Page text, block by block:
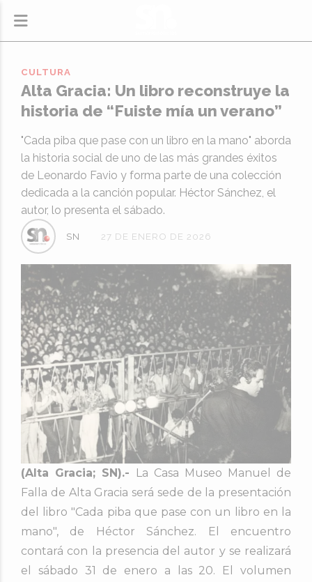
Alta Gracia: Un libro reconstruye la
historia de “Fuiste mía un verano”
"Cada piba que pase con un libro en la mano" aborda
la historia social de uno de las más grandes éxitos
de Leonardo Favio y forma parte de una colección
dedicada a la canción popular. Héctor Sánchez, el
autor, lo presenta el sábado.
CULTURA
27 DE ENERO DE 2026
SN
(Alta Gracia; SN).-
La Casa Museo Manuel de
Falla de Alta Gracia será sede de la presentación
del libro "Cada piba que pase con un libro en la
mano", de Héctor Sánchez. El encuentro
contará con la presencia del autor y se realizará
el sábado 31 de enero a las 20. El volumen